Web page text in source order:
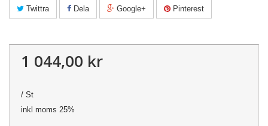
Twittra Dela Google+ Pinterest
1 044,00 kr
/ St
inkl moms 25%